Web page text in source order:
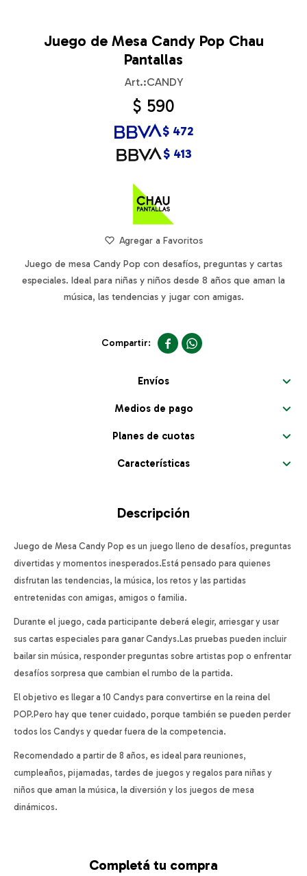
Juego de Mesa Candy Pop Chau
Pantallas
CANDY
$ 590
$ 413
$ 472
Juego de mesa Candy Pop con desafíos, preguntas y cartas
especiales. Ideal para niñas y niños desde 8 años que aman la
música, las tendencias y jugar con amigas.
 
Envíos
Medios de pago
Planes de cuotas
Características
Descripción
Juego de Mesa Candy Pop es un juego lleno de desafíos, preguntas
divertidas y momentos inesperados.Está pensado para quienes
disfrutan las tendencias, la música, los retos y las partidas
entretenidas con amigas, amigos o familia.
Durante el juego, cada participante deberá elegir, arriesgar y usar
sus cartas especiales para ganar Candys.Las pruebas pueden incluir
bailar sin música, responder preguntas sobre artistas pop o enfrentar
desafíos sorpresa que cambian el rumbo de la partida.
El objetivo es llegar a 10 Candys para convertirse en la reina del
POP.Pero hay que tener cuidado, porque también se pueden perder
todos los Candys y quedar fuera de la competencia.
Recomendado a partir de 8 años, es ideal para reuniones,
cumpleaños, pijamadas, tardes de juegos y regalos para niñas y
niños que aman la música, la diversión y los juegos de mesa
dinámicos.
Completá tu compra